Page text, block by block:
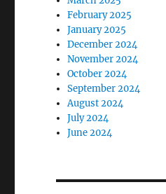
February 2025
January 2025
December 2024
November 2024
October 2024
September 2024
August 2024
July 2024
June 2024